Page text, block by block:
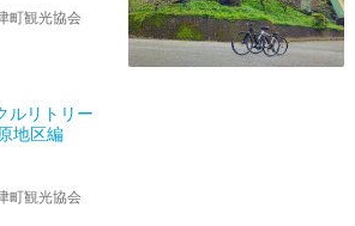
町観光協会
ルリトリー
地区編
町観光協会